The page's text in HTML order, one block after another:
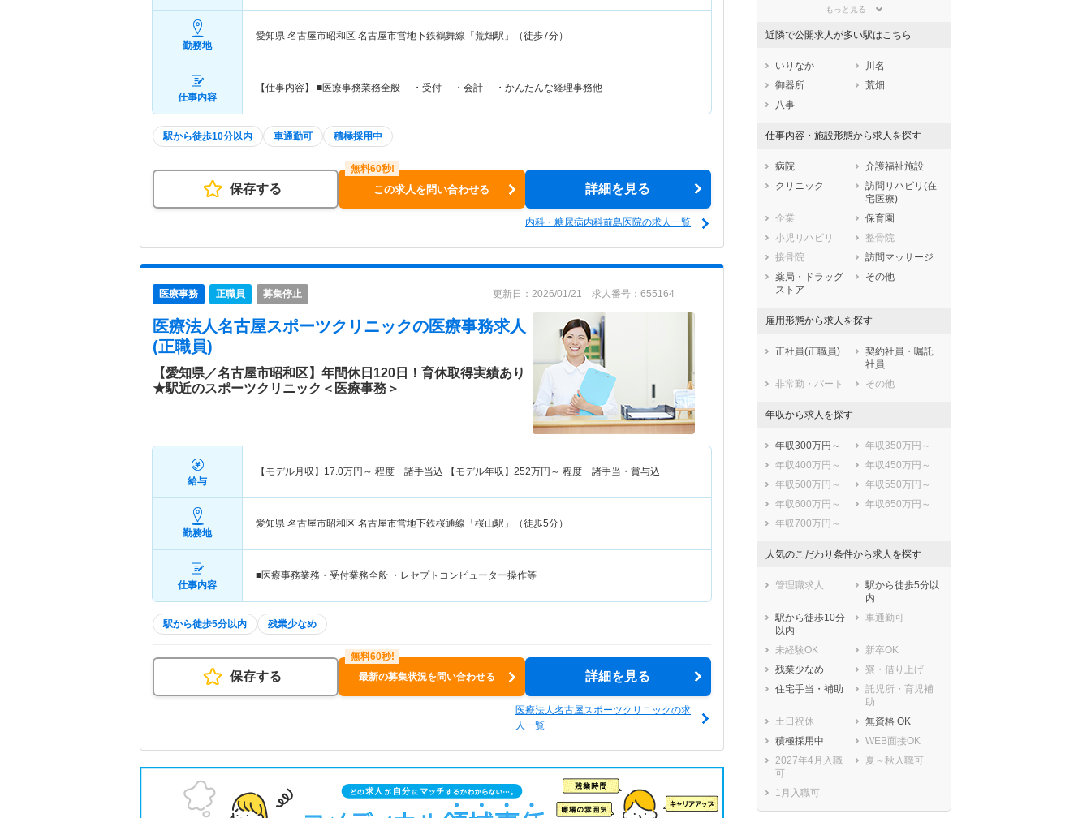
勤務地
愛知県 名古屋市昭和区 名古屋市営地下鉄鶴舞線「荒畑駅」（徒歩7分）
仕事内容
【仕事内容】 ■医療事務業務全般 ・受付 ・会計 ・かんたんな経理事務他
駅から徒歩10分以内 車通勤可 積極採用中
保存する この求人を問い合わせる 詳細を見る
内科・糖尿病内科前島医院の求人一覧
医療事務 正職員 募集停止 更新日：2026/01/21 求人番号：655164
医療法人名古屋スポーツクリニックの医療事務求人
(正職員)
【愛知県／名古屋市昭和区】年間休日120日！育休取得実績あり
★駅近のスポーツクリニック＜医療事務＞
給与
【モデル月収】 17.0万円～ 程度 諸手当込 【モデル年収】 252万円～ 程度 諸手当・賞与込
勤務地
愛知県 名古屋市昭和区 名古屋市営地下鉄桜通線「桜山駅」（徒歩5分）
仕事内容
■医療事務業務・受付業務全般 ・レセプトコンピューター操作等
駅から徒歩5分以内 残業少なめ
保存する 最新の募集状況を問い合わせる 詳細を見る
医療法人名古屋スポーツクリニックの求
人一覧
埼玉県
石川県
福井県
静岡県
愛知県
滋賀県
鳥取県
島根県
岡山県
広島県
山口県
徳島県
香川県
愛媛県
高知県
長崎県
熊本県
大分県
鹿児島県
沖縄県
もっと見る
近隣で公開求人が多い駅はこちら
いりなか
川名
御器所
荒畑
八事
仕事内容・施設形態から求人を探す
病院
介護福祉施設
クリニック
訪問リハビリ(在
宅医療)
企業
保育園
小児リハビリ
整骨院
接骨院
訪問マッサージ
薬局・ドラッグ
ストア
その他
雇用形態から求人を探す
正社員(正職員)
契約社員・嘱託
社員
非常勤・パート
その他
年収から求人を探す
年収300万円～
年収350万円～
年収400万円～
年収450万円～
年収500万円～
年収550万円～
年収600万円～
年収650万円～
年収700万円～
人気のこだわり条件から求人を探す
管理職求人
駅から徒歩5分以
内
駅から徒歩10分
以内
車通勤可
未経験OK
新卒OK
残業少なめ
寮・借り上げ
住宅手当・補助
託児所・育児補
助
土日祝休
無資格 OK
積極採用中
WEB面接OK
2027年4月入職
可
夏～秋入職可
1月入職可